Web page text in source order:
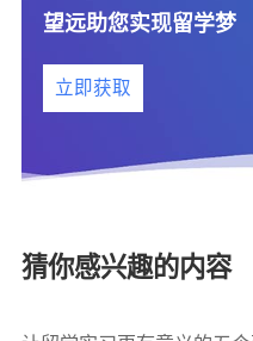
望远助您实现留学梦
立即获取
猜你感兴趣的内容